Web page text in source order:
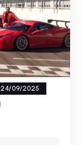
24/09/2025